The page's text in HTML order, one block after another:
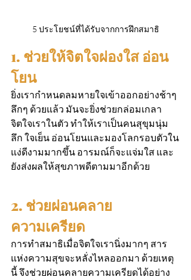
5 ประโยชน์ที่ได้รับจากการฝึกสมาธิ
1. ช่วยให้จิตใจผ่องใส อ่อน
โยน
ยิ่งเรากำหนดลมหายใจเข้าออกอย่างช้าๆ
ลึกๆ ด้วยแล้ว มันจะยิ่งช่วยกล่อมเกลา
จิตใจเราในตัว ทำให้เราเป็นคนสุขุมนุ่ม
ลึก ใจเย็น อ่อนโยนและมองโลกรอบตัวใน
แง่ดีงามมากขึ้น อารมณ์ก็จะแจ่มใส และ
ยังส่งผลให้สุขภาพดีตามมาอีกด้วย
2. ช่วยผ่อนคลาย
ความเครียด
การทำสมาธิเมื่อจิตใจเรานิ่งมากๆ สาร
แห่งความสุขจะหลั่งไหลออกมา ด้วยเหตุ
นี้ จึงช่วยผ่อนคลายความเครียดได้อย่าง